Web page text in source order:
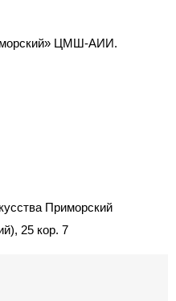
ЦМШ-АИИ.
Приморский
25 кор. 7